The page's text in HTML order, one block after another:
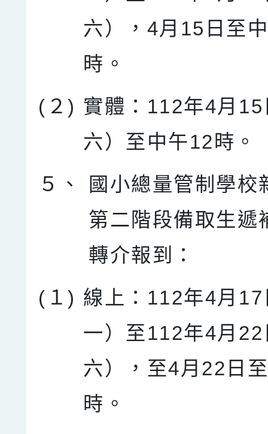
六），4月15日至
時。
(２) 實體：112年4月
六）至中午12時。
５、
國小總量管制學校
第二階段備取生遞
轉介報到：
(１) 線上：112年4月
一）至112年4月
六），至4月22日
時。